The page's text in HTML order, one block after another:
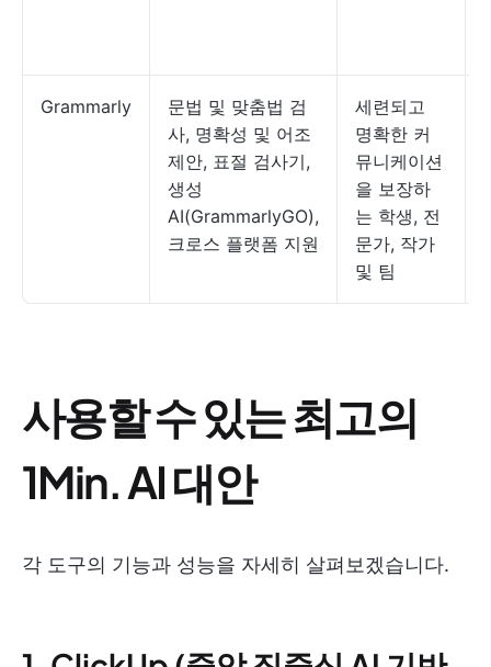
Grammarly
문법 및 맞춤법 검
사, 명확성 및 어조
제안, 표절 검사기,
생성
AI(GrammarlyGO),
크로스 플랫폼 지원
세련되고
명확한 커
뮤니케이션
을 보장하
는 학생, 전
문가, 작가
및 팀
사용할 수 있는 최고의
1Min. AI 대안
각 도구의 기능과 성능을 자세히 살펴보겠습니다.